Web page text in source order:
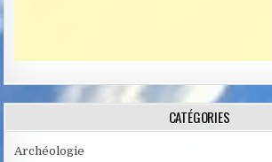
CATÉGORIES
Archéologie